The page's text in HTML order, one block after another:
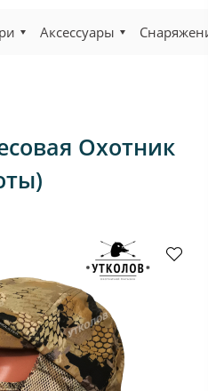
Аксессуары
Охотник